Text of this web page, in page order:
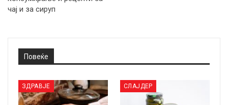
чај и за сируп
Повеќе
ЗДРАВЈЕ СЛАЈДЕР